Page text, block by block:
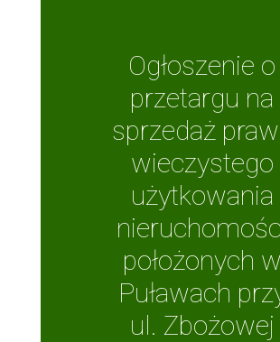
Ogłoszenie o
przetargu na
sprzedaż
wieczystego
użytkowania
położonych w
Puławach
ul. Zbożowej